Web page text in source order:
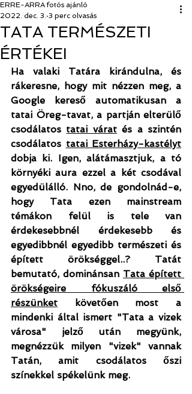
TATA TERMÉSZETI
ÉRTÉKEI
ERRE-ARRA fotós ajánló
2022. dec. 3. 3 perc olvasás
Ha valaki Tatára kirándulna, és
rákeresne, hogy mit nézzen meg, a
Google kereső automatikusan a
tatai Öreg-tavat, a partján elterülő
csodálatos tatai várat és a szintén
csodálatos tatai Esterházy-kastélyt
dobja ki. Igen, alátámasztjuk, a tó
környéki aura ezzel a két csodával
egyedülálló. Nno, de gondolnád-e,
hogy Tata ezen mainstream
témákon felül is tele van
érdekesebbnél érdekesebb és
egyedibbnél egyedibb természeti és
épített örökséggel..? Tatát
bemutató, dominánsan Tata épített
örökségeire fókuszáló első
részünket követően most a
mindenki által ismert "Tata a vizek
városa" jelző után megyünk,
megnézzük milyen "vizek" vannak
Tatán, amit csodálatos őszi
színekkel spékelünk meg.